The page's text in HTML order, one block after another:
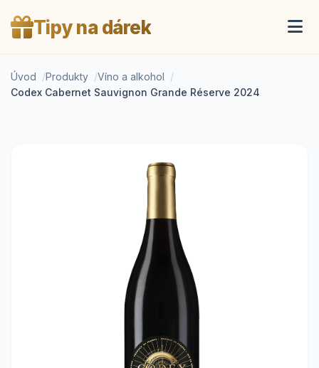
Tipy na dárek
Úvod Produkty
Víno a alkohol
Codex Cabernet Sauvignon Grande Réserve 2024